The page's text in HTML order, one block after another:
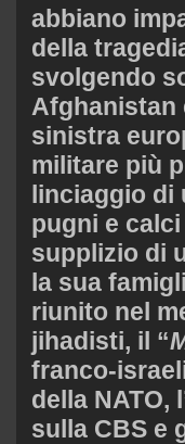
abbiano
della
svolgendo
Afghanistan
sinistra
militare più
linciaggio di
pugni e
supplizio di
la sua
riunito nel
jihadisti, il “
franco-
della NATO,
sulla CBS e